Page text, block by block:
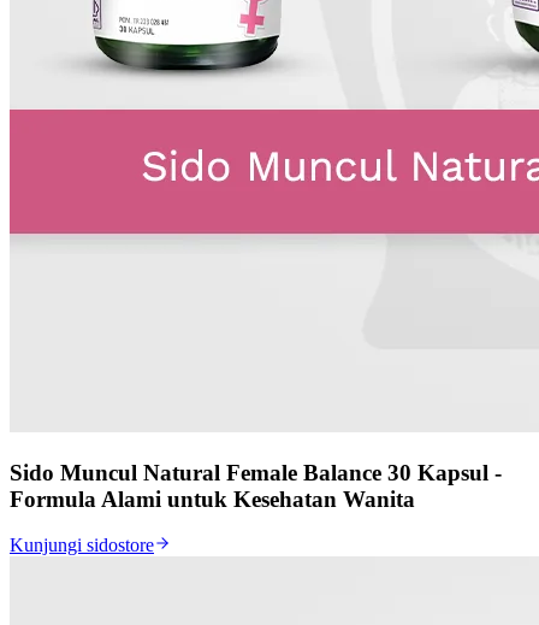
Sido Muncul Natural Female Balance 30 Kapsul -
Formula Alami untuk Kesehatan Wanita
Kunjungi sidostore